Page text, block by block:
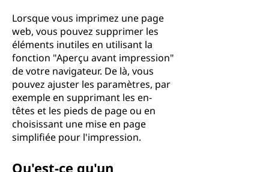
Lorsque vous imprimez une page
web, vous pouvez supprimer les
éléments inutiles en utilisant la
fonction "Aperçu avant impression"
de votre navigateur. De là, vous
pouvez ajuster les paramètres, par
exemple en supprimant les en-
têtes et les pieds de page ou en
choisissant une mise en page
simplifiée pour l'impression.
Qu'est-ce qu'un